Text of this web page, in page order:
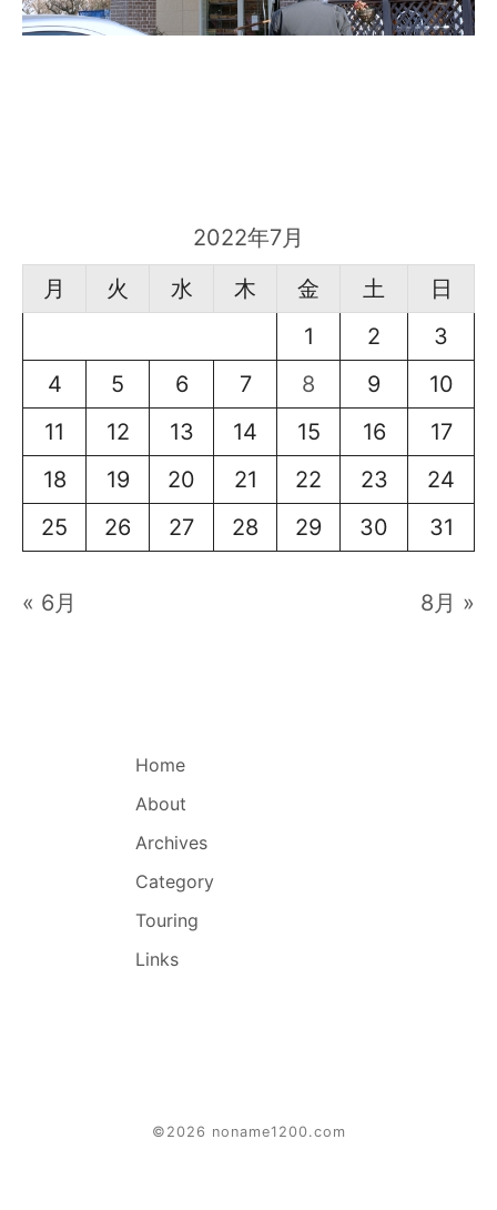
2022年7月
月
火 水 木 金 土
日
1
2
3
4
5 6 7 8 9
10
11
12 13 14 15 16
17
18
19 20 21 22 23
24
25
26 27 28 29 30 31
« 6月 8月 »
Home
About
Archives
Category
Touring
Links
©2026 noname1200.com